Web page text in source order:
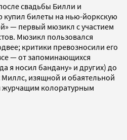
свадьбы Билли и
билеты на нью-йоркскую
— первый мюзикл с участием
Мюзикл пользовался
критики превозносили его
— от запоминающихся
я носил бандану» и других) до
изящной и обаятельной
журчащим колоратурным